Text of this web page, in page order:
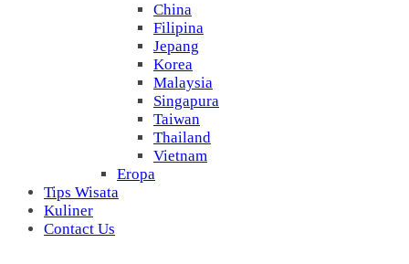
China
Filipina
Jepang
Korea
Malaysia
Singapura
Taiwan
Thailand
Vietnam
Eropa
Tips Wisata
Kuliner
Contact Us